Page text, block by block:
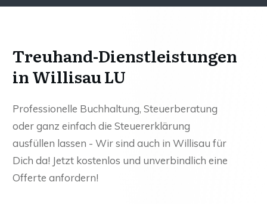
Treuhand-Dienstleistungen
in Willisau LU
Professionelle Buchhaltung, Steuerberatung
oder ganz einfach die Steuererklärung
ausfüllen lassen - Wir sind auch in Willisau für
Dich da! Jetzt kostenlos und unverbindlich eine
Offerte anfordern!